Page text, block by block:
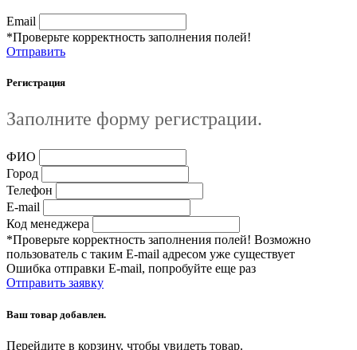
Email
*Проверьте корректность заполнения полей!
Отправить
Регистрация
Заполните форму регистрации.
ФИО
Город
Телефон
E-mail
Код менеджера
*Проверьте корректность заполнения полей! Возможно
пользователь с таким E-mail адресом уже существует
Ошибка отправки E-mail, попробуйте еще раз
Отправить заявку
Ваш товар добавлен.
Перейдите в корзину, чтобы увидеть товар.